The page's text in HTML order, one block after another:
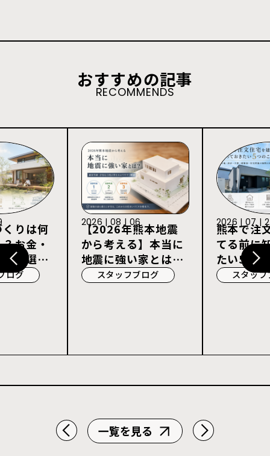
おすすめの記事
RECOMMENDS
りは何
お金・
社選び
ログ
【2026年熊本地震
から考える】本当に
地震に強い家とは？
耐震等級3・許容応
スタッフブログ
2026 | 08 | 06
熊本で注
てる前に
たい5つ
スタッ
2026 | 07 |
一覧を見る